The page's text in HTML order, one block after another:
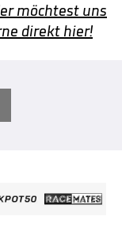
möchtest uns
direkt hier!